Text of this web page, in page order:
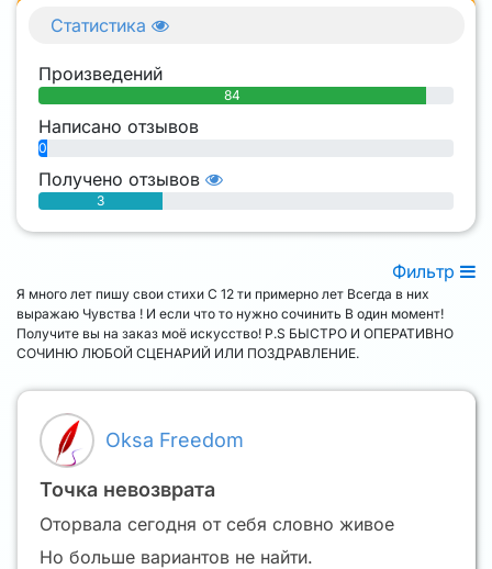
Фильтр
Я много лет пишу свои стихи С 12 ти примерно лет Всегда в них
выражаю Чувства ! И если что то нужно сочинить В один момент!
Получите вы на заказ моё искусство! P.S БЫСТРО И ОПЕРАТИВНО
СОЧИНЮ ЛЮБОЙ СЦЕНАРИЙ ИЛИ ПОЗДРАВЛЕНИЕ.
Oksa Freedom
Точка невозврата
Оторвала сегодня от себя словно живое
Но больше вариантов не найти.
Статистика
Произведений
84
Написано отзывов
0
Получено отзывов
3